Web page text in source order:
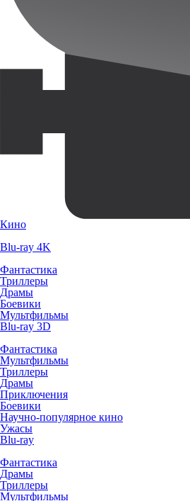
Кино
Blu-ray 4K
Фантастика
Триллеры
Драмы
Боевики
Мультфильмы
Blu-ray 3D
Фантастика
Мультфильмы
Триллеры
Драмы
Приключения
Боевики
Научно-популярное кино
Ужасы
Blu-ray
Фантастика
Драмы
Триллеры
Мультфильмы